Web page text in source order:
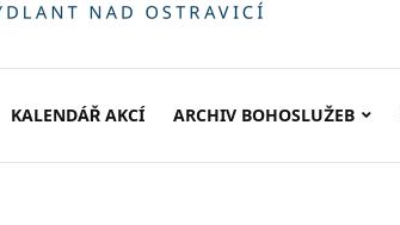
KALENDÁŘ AKCÍ ARCHIV BOHOSLUŽEB